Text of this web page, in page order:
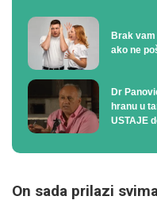
Brak
ako ne
Dr
hranu u
USTAJE
On sada prilazi